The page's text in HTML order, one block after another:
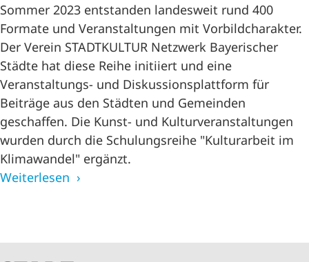
Sommer 2023 entstanden landesweit rund 400
Formate und Veranstaltungen mit Vorbildcharakter.
Der Verein STADTKULTUR Netzwerk Bayerischer
Städte hat diese Reihe initiiert und eine
Veranstaltungs- und Diskussionsplattform für
Beiträge aus den Städten und Gemeinden
geschaffen. Die Kunst- und Kulturveranstaltungen
wurden durch die Schulungsreihe "Kulturarbeit im
Klimawandel" ergänzt.
Weiterlesen